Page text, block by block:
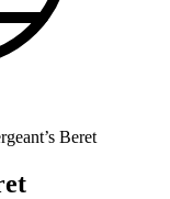
Beret